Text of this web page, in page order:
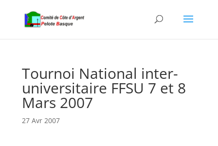
Tournoi National inter-
universitaire FFSU 7 et 8
Mars 2007
27 Avr 2007